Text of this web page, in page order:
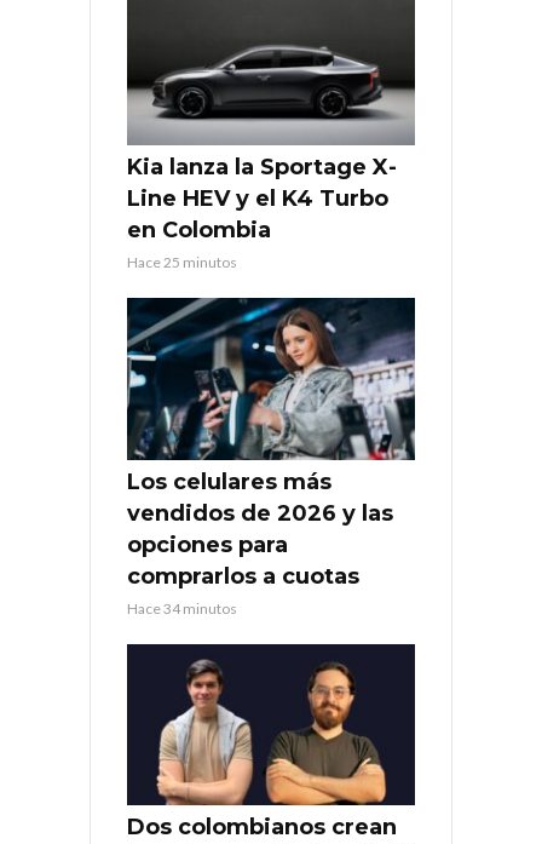
Kia lanza la Sportage X-
Line HEV y el K4 Turbo
en Colombia
Hace 25 minutos
Los celulares más
vendidos de 2026 y las
opciones para
comprarlos a cuotas
Hace 34 minutos
Dos colombianos crean